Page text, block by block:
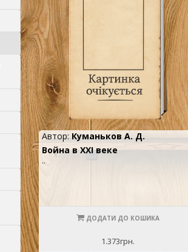
Автор:Куманьков А. Д.
Война в XXI веке
..
ДОДАТИ ДО КОШИКА
1.373грн.